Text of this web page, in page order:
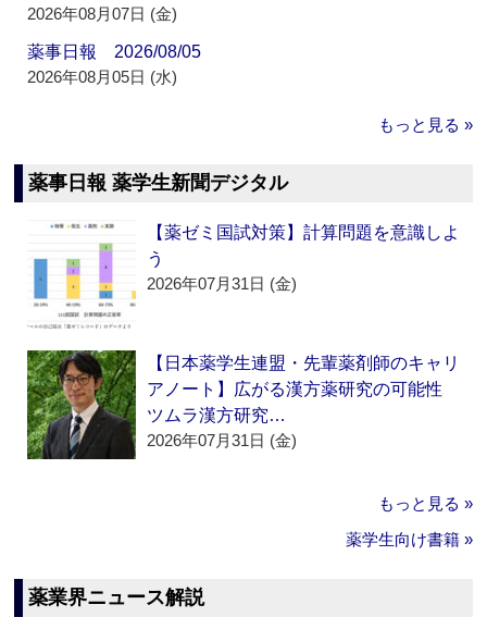
2026年08月07日 (金)
薬事日報 2026/08/05
2026年08月05日 (水)
もっと見る »
薬事日報 薬学生新聞デジタル
【薬ゼミ国試対策】計算問題を意識しよ
う
2026年07月31日 (金)
【日本薬学生連盟・先輩薬剤師のキャリ
アノート】広がる漢方薬研究の可能性
ツムラ漢方研究…
2026年07月31日 (金)
もっと見る »
薬学生向け書籍 »
薬業界ニュース解説